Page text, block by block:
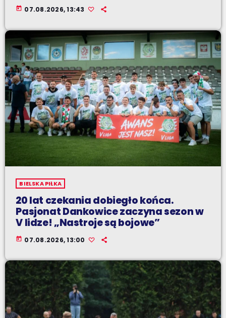
today 07.08.2026, 13:43
BIELSKA PIŁKA
20 lat czekania dobiegło końca.
Pasjonat Dankowice zaczyna sezon w
V lidze! „Nastroje są bojowe”
today 07.08.2026, 13:00